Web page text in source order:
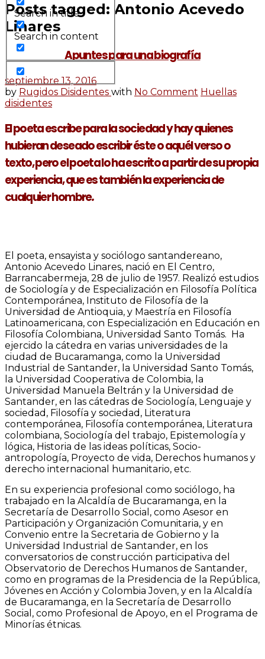
Search in title
Search in content
Posts tagged: Antonio Acevedo
Linares
Apuntes para una biografía
septiembre 13, 2016
by Rugidos Disidentes with No Comment Huellas
disidentes
El poeta escribe para la sociedad y hay quienes
hubieran deseado escribir éste o aquél verso o
texto, pero el poeta lo ha escrito a partir de su propia
experiencia, que es también la experiencia de
cualquier hombre.
El poeta, ensayista y sociólogo santandereano,
Antonio Acevedo Linares, nació en El Centro,
Barrancabermeja, 28 de julio de 1957. Realizó estudios
de Sociología y de Especialización en Filosofía Política
Contemporánea, Instituto de Filosofía de la
Universidad de Antioquia, y Maestría en Filosofía
Latinoamericana, con Especialización en Educación en
Filosofía Colombiana, Universidad Santo Tomás. Ha
ejercido la cátedra en varias universidades de la
ciudad de Bucaramanga, como la Universidad
Industrial de Santander, la Universidad Santo Tomás,
la Universidad Cooperativa de Colombia, la
Universidad Manuela Beltrán y la Universidad de
Santander, en las cátedras de Sociología, Lenguaje y
sociedad, Filosofía y sociedad, Literatura
contemporánea, Filosofía contemporánea, Literatura
colombiana, Sociología del trabajo, Epistemología y
lógica, Historia de las ideas políticas, Socio-
antropología, Proyecto de vida, Derechos humanos y
derecho internacional humanitario, etc.
En su experiencia profesional como sociólogo, ha
trabajado en la Alcaldía de Bucaramanga, en la
Secretaría de Desarrollo Social, como Asesor en
Participación y Organización Comunitaria, y en
Convenio entre la Secretaria de Gobierno y la
Universidad Industrial de Santander, en los
conversatorios de construcción participativa del
Observatorio de Derechos Humanos de Santander,
como en programas de la Presidencia de la República,
Jóvenes en Acción y Colombia Joven, y en la Alcaldía
de Bucaramanga, en la Secretaría de Desarrollo
Social, como Profesional de Apoyo, en el Programa de
Minorías étnicas.